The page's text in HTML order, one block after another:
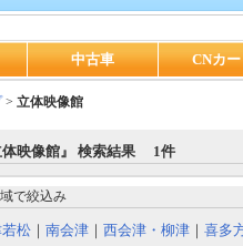
中古車 CNカ
> 立体映像館
体映像館』 検索結果 1件
で絞込み
松 ｜ 南会津 ｜ 西会津・柳津 ｜ 喜多